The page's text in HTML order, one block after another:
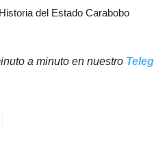
del Estado Carabobo
a minuto en nuestro